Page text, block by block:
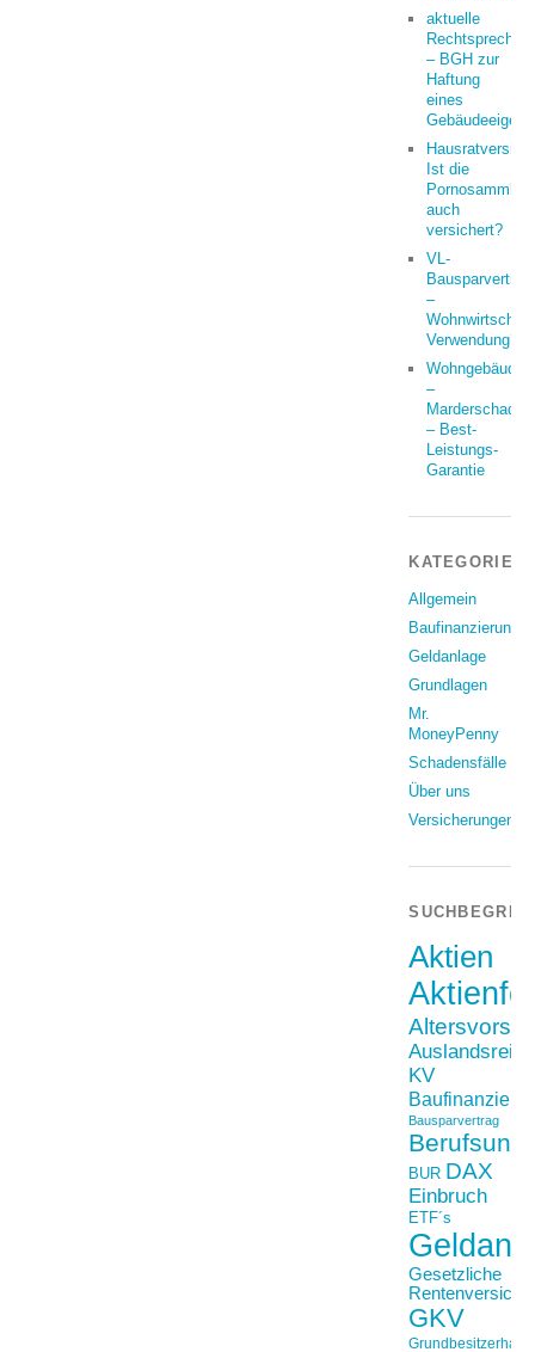
aktuelle
– BGH zur
Haftung
eines
Ist die
auch
versichert?
VL-
Bausparvertrag
–
Verwendung?
Wohngebäude
–
Marderschaden
– Best-
Leistungs-
Garantie
KATEGORIEN
Allgemein
Baufinanzierung
Geldanlage
Grundlagen
Mr.
MoneyPenny
Schadensfälle
Über uns
Versicherungen
Aktien
Auslandsreise
KV
Bausparvertrag
BUR DAX
Einbruch
ETF´s
Gesetzliche
GKV